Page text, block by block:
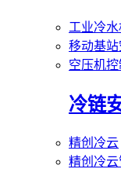
工业冷
移动基站
空压机控
冷链
精创冷云
精创冷